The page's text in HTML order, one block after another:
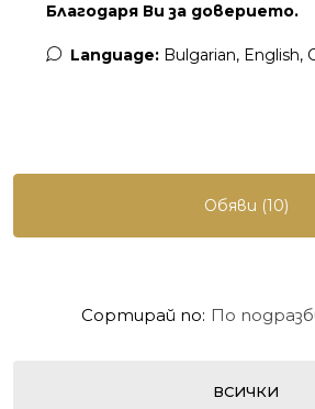
Благодаря Ви за доверието.
Language: Bulgarian, English,
Обяви (10)
ВСИЧКИ
Сортирай по: По